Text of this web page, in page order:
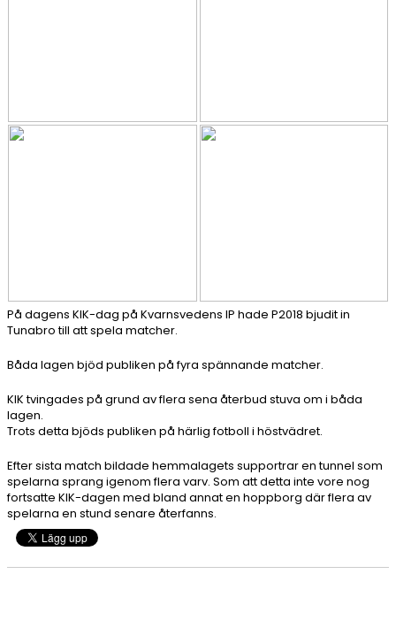
På dagens KIK-dag på Kvarnsvedens IP hade P2018 bjudit in
Tunabro till att spela matcher.
Båda lagen bjöd publiken på fyra spännande matcher.
KIK tvingades på grund av flera sena återbud stuva om i båda
lagen.
Trots detta bjöds publiken på härlig fotboll i höstvädret.
Efter sista match bildade hemmalagets supportrar en tunnel som
spelarna sprang igenom flera varv. Som att detta inte vore nog
fortsatte KIK-dagen med bland annat en hoppborg där flera av
spelarna en stund senare återfanns.